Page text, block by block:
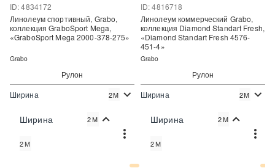
Рулон
ID: 4834172
Цена:
Линолеум спортивный, Grabo,
коллекция GraboSport Mega,
«GraboSport Mega 2000-378-275»
Grabo
Ширина 2М
Ширина 2М
2М
Рулон
ID: 4816718
Цена:
Линолеум коммерческий Grabo,
коллекция Diamond Standart Fresh,
«Diamond Standart Fresh 4576-
451-4»
Grabo
Ширина 2М
Ширина 2М
2М